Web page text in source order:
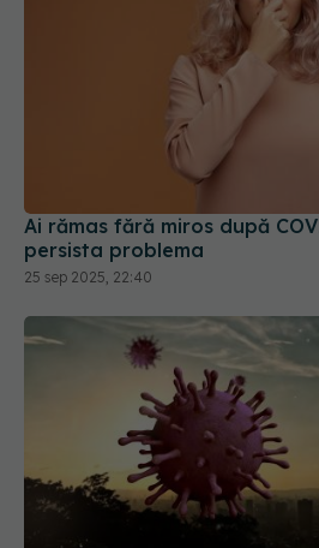
Ai rămas fără miros după
persista problema
China spune că laboratorul
implicat în crearea virusului